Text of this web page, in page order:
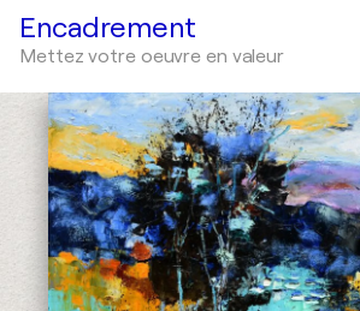
Encadrement
Mettez votre oeuvre en valeur